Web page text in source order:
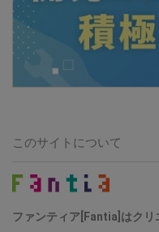
このサイトについて
ファンティア[Fantia]はクリ